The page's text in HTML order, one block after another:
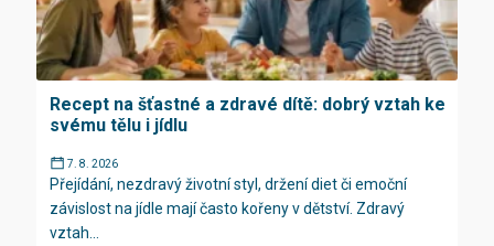
Recept na šťastné a zdravé dítě: dobrý vztah ke
svému tělu i jídlu
7. 8. 2026
Přejídání, nezdravý životní styl, držení diet či emoční
závislost na jídle mají často kořeny v dětství. Zdravý
vztah...